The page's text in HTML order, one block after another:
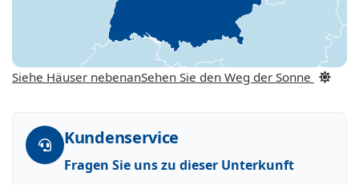
Siehe Häuser nebenanSehen Sie den Weg der Sonne
Kundenservice
Fragen Sie uns zu dieser Unterkunft